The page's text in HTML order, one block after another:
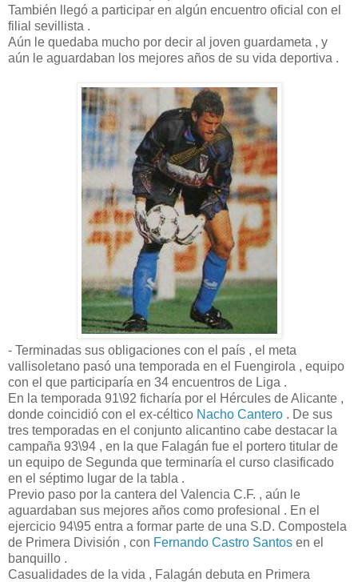
También llegó a participar en algún encuentro oficial con el
filial sevillista .
Aún le quedaba mucho por decir al joven guardameta , y
aún le aguardaban los mejores años de su vida deportiva .
- Terminadas sus obligaciones con el país , el meta
vallisoletano pasó una temporada en el Fuengirola , equipo
con el que participaría en 34 encuentros de Liga .
En la temporada 91\92 ficharía por el Hércules de Alicante ,
donde coincidió con el ex-céltico Nacho Cantero . De sus
tres temporadas en el conjunto alicantino cabe destacar la
campaña 93\94 , en la que Falagán fue el portero titular de
un equipo de Segunda que terminaría el curso clasificado
en el séptimo lugar de la tabla .
Previo paso por la cantera del Valencia C.F. , aún le
aguardaban sus mejores años como profesional . En el
ejercicio 94\95 entra a formar parte de una S.D. Compostela
de Primera División , con Fernando Castro Santos en el
banquillo .
Casualidades de la vida , Falagán debuta en Primera